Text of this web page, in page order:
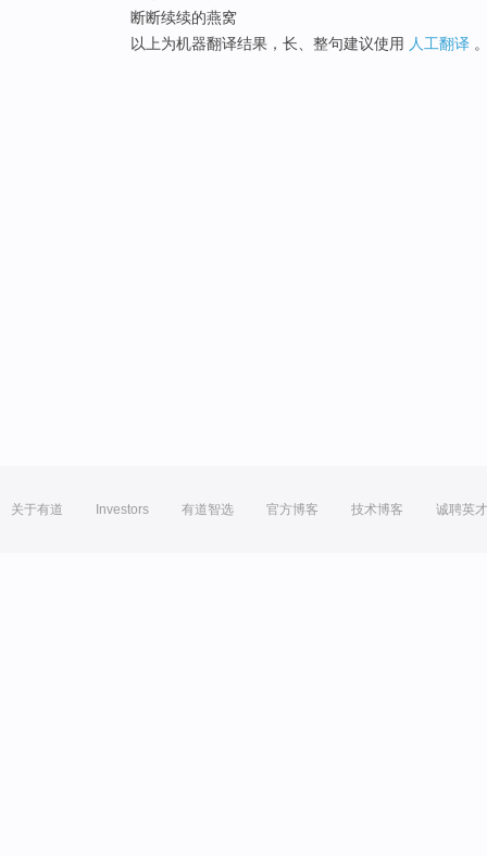
断断续续的燕窝
以上为机器翻译结果，长、整句建议使用 人工翻译
关于有道 Investors 有道智选 官方博客 技术博客 诚聘英才